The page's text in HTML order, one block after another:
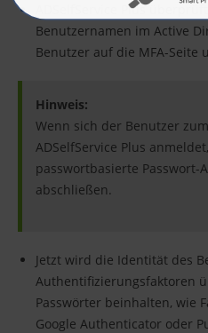
ADSelfService Plus
Benutzernamen im Active
Benutzer auf die MFA-Seite
Hinweis:
Wenn sich der Benutzer
ADSelfService Plus
passwortbasierte Passwort-
abschließen.
Jetzt wird die Identität des
Authentifizierungsfaktoren
Passwörter beinhalten, wie
Google Authenticator oder